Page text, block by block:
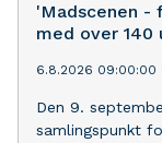
'Madscenen -
med over 140
6.8.2026 09:00:00
Den 9.
samlingspunkt